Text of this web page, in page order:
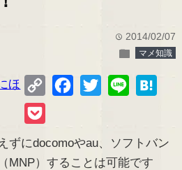
time 2014/02/07
folder マメ知識
Copy
Facebook
Twitter Line
ずにdocomoやau、ソフトバン
MNP）することは可能です